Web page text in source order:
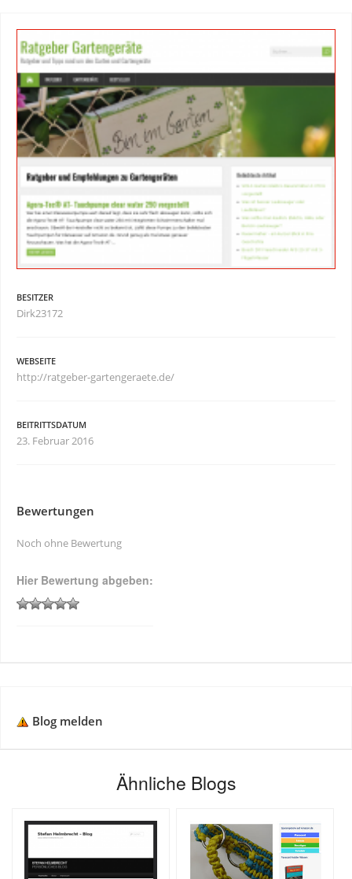
BESITZER
Dirk23172
WEBSEITE
http://ratgeber-gartengeraete.de/
BEITRITTSDATUM
23. Februar 2016
Bewertungen
Noch ohne Bewertung
Hier Bewertung abgeben:
Blog melden
Ähnliche Blogs